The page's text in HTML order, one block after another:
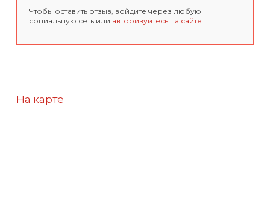
Чтобы оставить отзыв, войдите через любую
социальную сеть или авторизуйтесь на сайте
На карте